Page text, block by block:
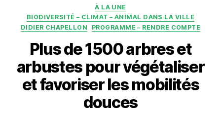
Catégories
À LA UNE
BIODIVERSITÉ – CLIMAT – ANIMAL DANS LA VILLE
DIDIER CHAPELLON
PROGRAMME – RENDRE COMPTE
Plus de 1500 arbres et
arbustes pour végétaliser
et favoriser les mobilités
douces